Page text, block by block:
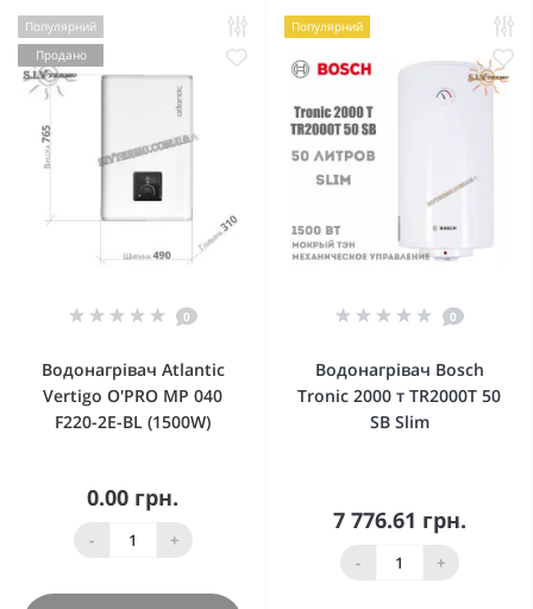
Популярний
Продано
0
Водонагрівач Atlantic
Vertigo O'PRO MP 040
F220-2E-BL (1500W)
0.00 грн.
- +
Популярний
0
Водонагрівач Bosch
Tronic 2000 т TR2000T 50
SB Slim
7 776.61 грн.
- +